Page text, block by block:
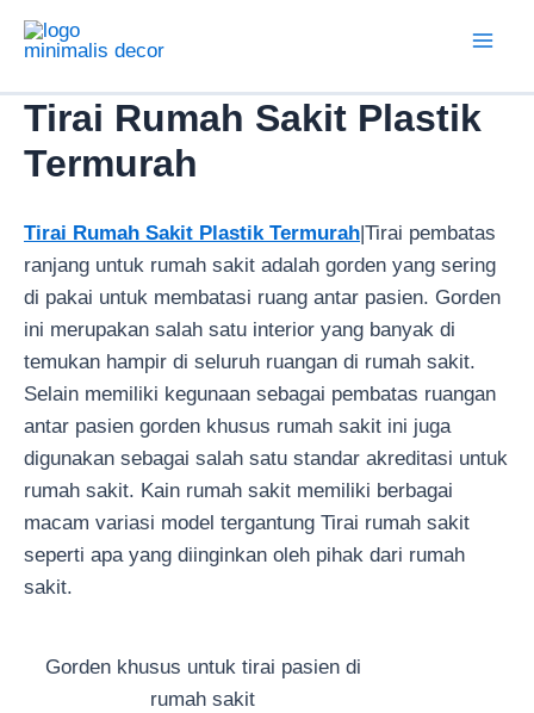
Lewati
Tirai Rumah Sakit Plastik
Termurah
Tirai Rumah Sakit Plastik Termurah|Tirai pembatas
ranjang untuk rumah sakit adalah gorden yang sering
di pakai untuk membatasi ruang antar pasien. Gorden
ini merupakan salah satu interior yang banyak di
temukan hampir di seluruh ruangan di rumah sakit.
Selain memiliki kegunaan sebagai pembatas ruangan
antar pasien gorden khusus rumah sakit ini juga
digunakan sebagai salah satu standar akreditasi untuk
rumah sakit. Kain rumah sakit memiliki berbagai
macam variasi model tergantung Tirai rumah sakit
seperti apa yang diinginkan oleh pihak dari rumah
sakit.
Gorden khusus untuk tirai pasien di
rumah sakit